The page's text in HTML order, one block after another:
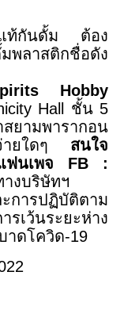
ท้กันดั้ม ต้อง
พลาสติกชื่อดัง
Hobby
Hall ชั้น 5
ยามพารากอน
ายใดๆ สนใจ
ฟนเพจ FB
:
งบริษัทฯ
การปฏิบัติตาม
เว้นระยะห่าง
าดโควิด-19